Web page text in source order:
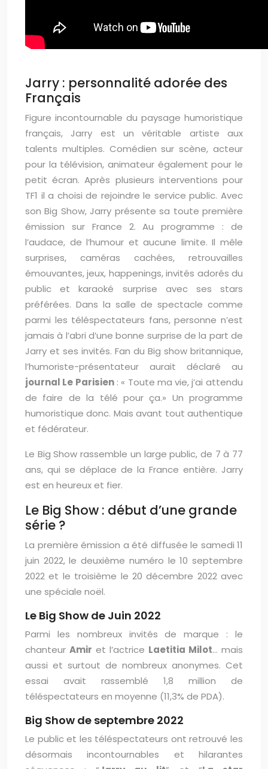
Jarry : personnalité adorée des
Français
Figure incontournable du paysage humoristique
français, Jarry est un véritable artiste aux
talents multiples. Comédien sur scène, acteur
pour la télévision, animateur également pour le
petit écran. Après plusieurs interventions pour
TF1 il a choisi de rejoindre le service public. Avec
son Big Show, Jarry présente sa toute première
émission sur France 2. Au programme : de
l’audace, de l’humour et aucune limite. Il mêle
surprises, caméras cachées, retrouvailles
émouvantes, jeux, happenings, invités adorés du
public et karaoké surprise avec ses stars
préférées. Dans la salle de spectacle comme
parmi les téléspectateurs fans, personne n’est
jamais à l’abri d’une bonne surprise de la part de
Jarry et ses invités. Fan du Big show britannique,
l’humoriste-présentateur aurait déclaré au
journal Le Parisien: « Toute ma vie, j’ai attendu
de faire de la télé pour ça.» Un programme
humoristique donc. Mais avant tout authentique
et fédérateur.
Le Big Show rassemble un large public, de 7 à 77
ans, qui se déplace de la France entière. Jarry
est en heureux et fier.
Le Big Show : début d’une grande
série ?
La première émission a été diffusée le samedi 11
juin 2022, le deuxième numéro le 10 septembre
2022 et le troisième le 20 décembre 2022 avec
une spéciale noël.
Le Big Show de Juin 2022
Parmi les nombreux invités de marque : le
chanteur Amir et l’actrice Laetitia Milot… mais
aussi et surtout de nombreux anonymes. Cet
essai avait rassemblé 1,8 million de
téléspectateurs en moyenne (11,3% de PDA).
Big Show de septembre 2022
Le public et les téléspectateurs ont retrouvé les
désormais incontournables et hilarantes